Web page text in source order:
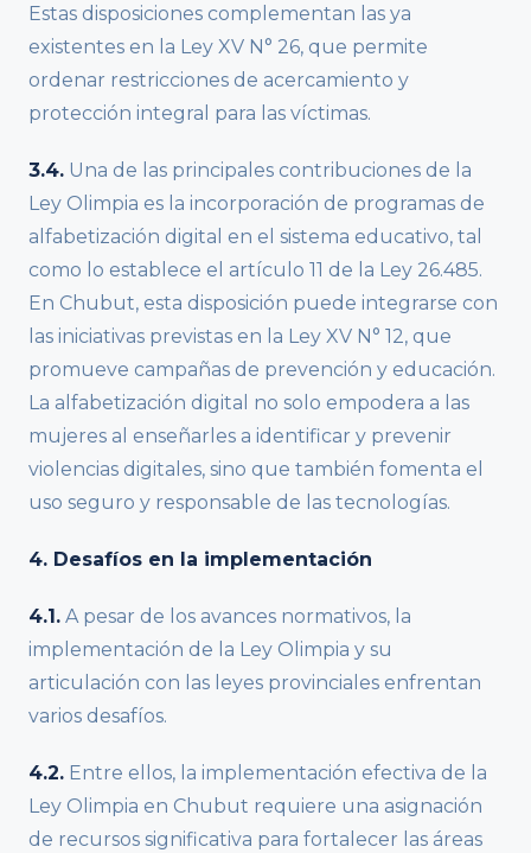
Estas disposiciones complementan las ya
existentes en la Ley XV N° 26, que permite
ordenar restricciones de acercamiento y
protección integral para las víctimas.
3.4. Una de las principales contribuciones de la
Ley Olimpia es la incorporación de programas de
alfabetización digital en el sistema educativo, tal
como lo establece el artículo 11 de la Ley 26.485.
En Chubut, esta disposición puede integrarse con
las iniciativas previstas en la Ley XV N° 12, que
promueve campañas de prevención y educación.
La alfabetización digital no solo empodera a las
mujeres al enseñarles a identificar y prevenir
violencias digitales, sino que también fomenta el
uso seguro y responsable de las tecnologías.
4. Desafíos en la implementación
4.1. A pesar de los avances normativos, la
implementación de la Ley Olimpia y su
articulación con las leyes provinciales enfrentan
varios desafíos.
4.2. Entre ellos, la implementación efectiva de la
Ley Olimpia en Chubut requiere una asignación
de recursos significativa para fortalecer las áreas